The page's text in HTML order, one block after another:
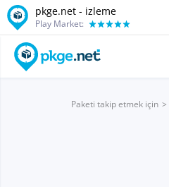
pkge.net - izleme
Play Market:
Paketi takip etmek için